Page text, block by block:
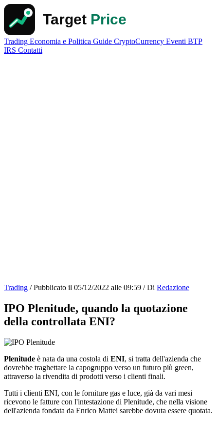
Trading Economia e Politica Guide CryptoCurrency Eventi BTP
IRS Contatti
Trading / Pubblicato il 05/12/2022 alle 09:59 / Di Redazione
IPO Plenitude, quando la quotazione
della controllata ENI?
Plenitude è nata da una costola di ENI, si tratta dell'azienda che
dovrebbe traghettare la capogruppo verso un futuro più green,
attraverso la rivendita di prodotti verso i clienti finali.
Tutti i clienti ENI, con le forniture gas e luce, già da vari mesi
ricevono le fatture con l'intestazione di Plenitude, che nella visione
dell'azienda fondata da Enrico Mattei sarebbe dovuta essere quotata.